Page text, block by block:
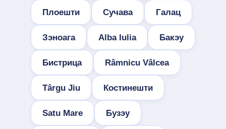
Плоешти Сучава Галац
Зэноага Alba Iulia Бакэу
Бистрица Râmnicu Vâlcea
Târgu Jiu Костинешти
Satu Mare Бузэу